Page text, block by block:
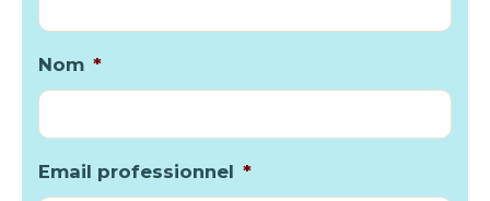
Nom *
Email professionnel *